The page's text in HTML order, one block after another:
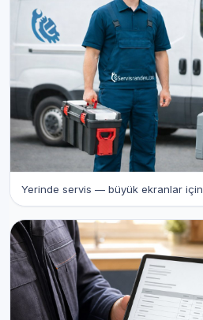
Yerinde servis — büyük ekranlar